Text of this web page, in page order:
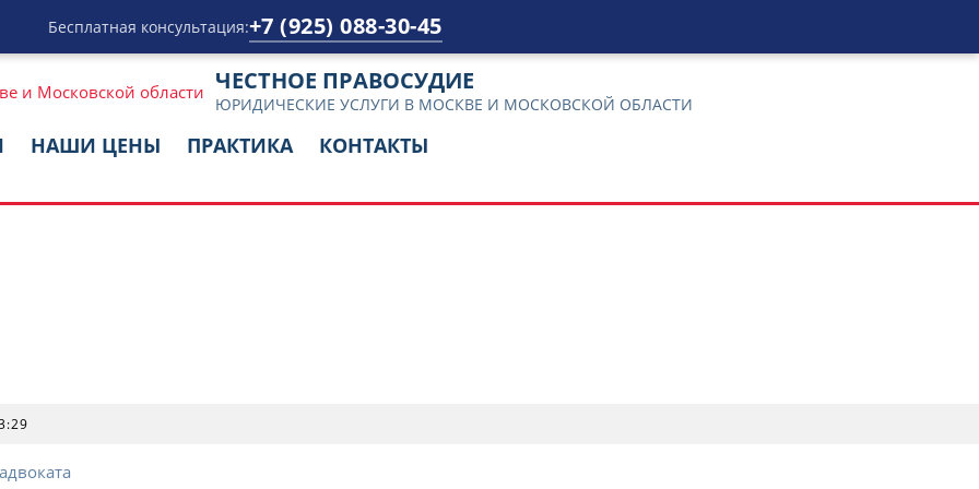
Бесплатная консультация:+7 (925) 088-30-45
ЧЕСТНОЕ ПРАВОСУДИЕ
ЮРИДИЧЕСКИЕ УСЛУГИ В МОСКВЕ И МОСКОВСКОЙ ОБЛАСТИ
НАШИ ЦЕНЫ ПРАКТИКА КОНТАКТЫ